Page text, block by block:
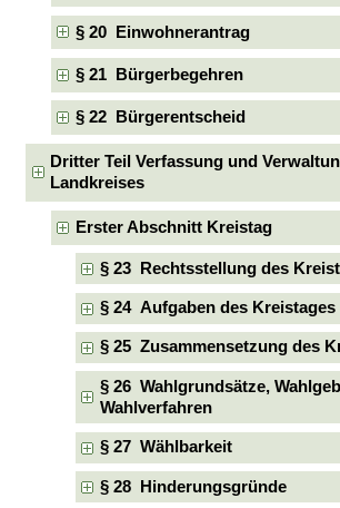
§ 20 Einwohnerantrag
§ 21 Bürgerbegehren
§ 22 Bürgerentscheid
Dritter Teil Verfassung und
Landkreises
Erster Abschnitt Kreistag
§ 23 Rechtsstellung des
§ 24 Aufgaben des Kreistages
§ 25 Zusammensetzung des
§ 26 Wahlgrundsätze,
Wahlverfahren
§ 27 Wählbarkeit
§ 28 Hinderungsgründe